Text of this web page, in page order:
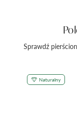
Sprawdź
Naturalny